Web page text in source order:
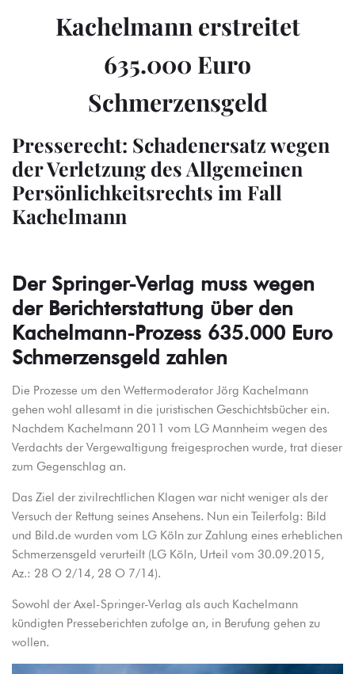
Kachelmann erstreitet
635.000 Euro
Schmerzensgeld
Presserecht: Schadenersatz wegen
der Verletzung des Allgemeinen
Persönlichkeitsrechts im Fall
Kachelmann
Der Springer-Verlag muss wegen
der Berichterstattung über den
Kachelmann-Prozess 635.000 Euro
Schmerzensgeld zahlen
Die Prozesse um den Wettermoderator Jörg Kachelmann
gehen wohl allesamt in die juristischen Geschichtsbücher ein.
Nachdem Kachelmann 2011 vom LG Mannheim wegen des
Verdachts der Vergewaltigung freigesprochen wurde, trat dieser
zum Gegenschlag an.
Das Ziel der zivilrechtlichen Klagen war nicht weniger als der
Versuch der Rettung seines Ansehens. Nun ein Teilerfolg: Bild
und Bild.de wurden vom LG Köln zur Zahlung eines erheblichen
Schmerzensgeld verurteilt (LG Köln, Urteil vom 30.09.2015,
Az.: 28 O 2/14, 28 O 7/14).
Sowohl der Axel-Springer-Verlag als auch Kachelmann
kündigten Presseberichten zufolge an, in Berufung gehen zu
wollen.